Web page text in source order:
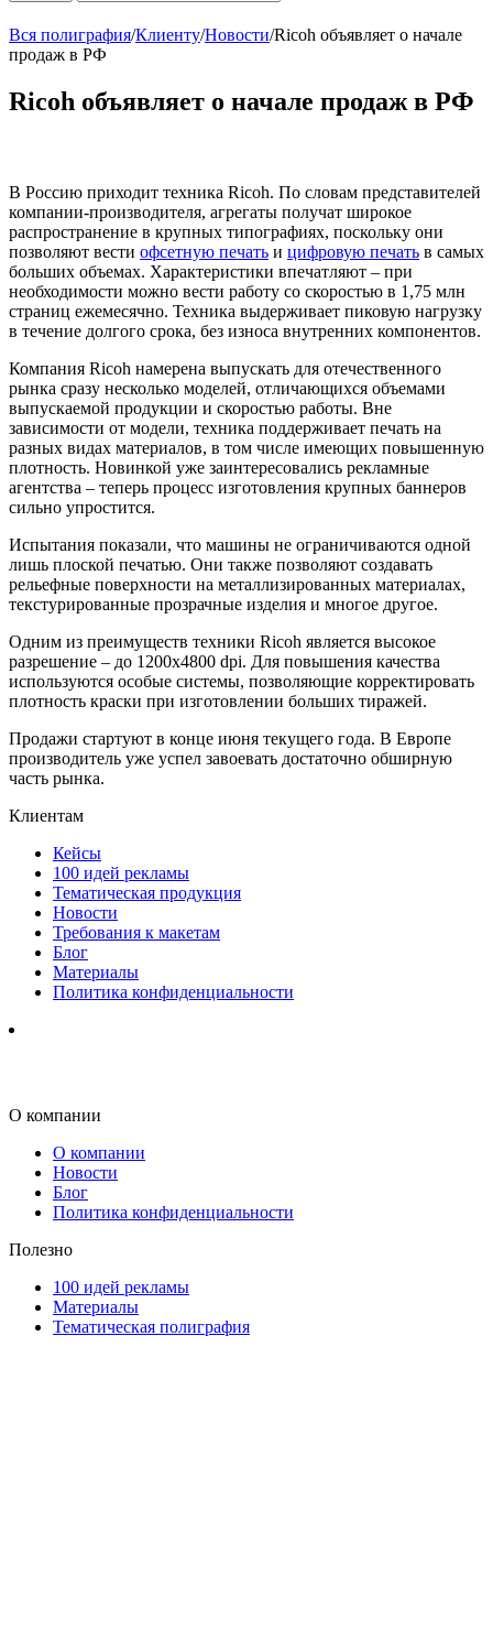
Вся полиграфия/Клиенту/Новости/Ricoh объявляет о начале
продаж в РФ
Ricoh объявляет о начале продаж в РФ
В Россию приходит техника Ricoh. По словам представителей
компании-производителя, агрегаты получат широкое
распространение в крупных типографиях, поскольку они
позволяют вести офсетную печать и цифровую печать в самых
больших объемах. Характеристики впечатляют – при
необходимости можно вести работу со скоростью в 1,75 млн
страниц ежемесячно. Техника выдерживает пиковую нагрузку
в течение долгого срока, без износа внутренних компонентов.
Компания Ricoh намерена выпускать для отечественного
рынка сразу несколько моделей, отличающихся объемами
выпускаемой продукции и скоростью работы. Вне
зависимости от модели, техника поддерживает печать на
разных видах материалов, в том числе имеющих повышенную
плотность. Новинкой уже заинтересовались рекламные
агентства – теперь процесс изготовления крупных баннеров
сильно упростится.
Испытания показали, что машины не ограничиваются одной
лишь плоской печатью. Они также позволяют создавать
рельефные поверхности на металлизированных материалах,
текстурированные прозрачные изделия и многое другое.
Одним из преимуществ техники Ricoh является высокое
разрешение – до 1200х4800 dpi. Для повышения качества
используются особые системы, позволяющие корректировать
плотность краски при изготовлении больших тиражей.
Продажи стартуют в конце июня текущего года. В Европе
производитель уже успел завоевать достаточно обширную
часть рынка.
Клиентам
Кейсы
100 идей рекламы
Тематическая продукция
Новости
Требования к макетам
Блог
Материалы
Политика конфиденциальности
О компании
О компании
Новости
Блог
Политика конфиденциальности
Полезно
100 идей рекламы
Материалы
Тематическая полиграфия